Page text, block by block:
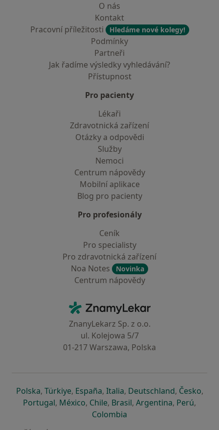
O nás
Kontakt
Pracovní příležitosti
Hledáme nové kolegy!
Podmínky
Partneři
Jak řadíme výsledky vyhledávání?
Přístupnost
Pro pacienty
Lékaři
Zdravotnická zařízení
Otázky a odpovědi
Služby
Nemoci
Centrum nápovědy
Mobilní aplikace
Blog pro pacienty
Pro profesionály
Ceník
Pro specialisty
Pro zdravotnická zařízení
Noa Notes
Novinka
Centrum nápovědy
ZnamyLekar - Hlavní stránka
ZnanyLekarz Sp. z o.o.
ul. Kolejowa 5/7
01-217 Warszawa, Polska
Polskase otevře v nové záložce
, Türkiyese otevře v nové záložce
, Españase otevře v nové záložce
, Italiase otevře v nové záložce
, Deutschlandse otevře v
, Českose
,
Portugalse otevře v nové záložce
, Méxicose otevře v nové záložce
, Chilese otevře v nové záložce
, Brasilse otevře v nové
, Argentinase otevře v
, Perúse
,
Colombia